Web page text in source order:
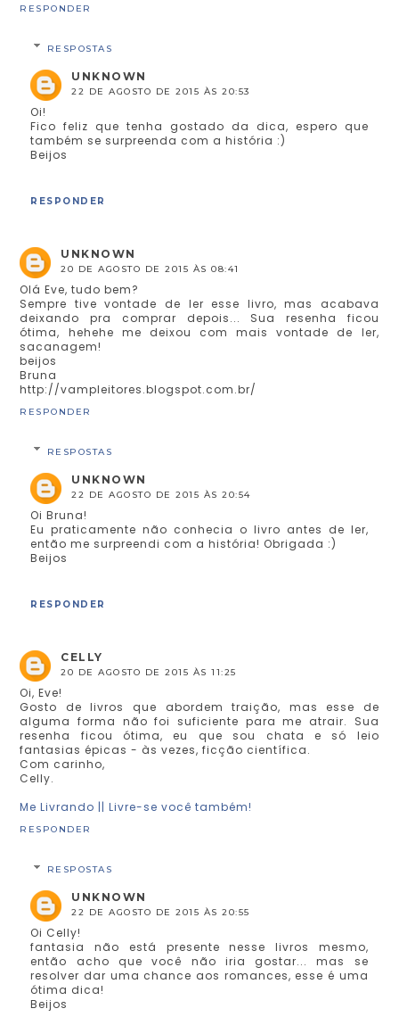
RESPONDER
RESPOSTAS
UNKNOWN
22 DE AGOSTO DE 2015 ÀS 20:53
Oi!
Fico feliz que tenha gostado da dica, espero que
também se surpreenda com a história :)
Beijos
RESPONDER
UNKNOWN
20 DE AGOSTO DE 2015 ÀS 08:41
Olá Eve, tudo bem?
Sempre tive vontade de ler esse livro, mas acabava
deixando pra comprar depois... Sua resenha ficou
ótima, hehehe me deixou com mais vontade de ler,
sacanagem!
beijos
Bruna
http://vampleitores.blogspot.com.br/
RESPONDER
RESPOSTAS
UNKNOWN
22 DE AGOSTO DE 2015 ÀS 20:54
Oi Bruna!
Eu praticamente não conhecia o livro antes de ler,
então me surpreendi com a história! Obrigada :)
Beijos
RESPONDER
CELLY
20 DE AGOSTO DE 2015 ÀS 11:25
Oi, Eve!
Gosto de livros que abordem traição, mas esse de
alguma forma não foi suficiente para me atrair. Sua
resenha ficou ótima, eu que sou chata e só leio
fantasias épicas - às vezes, ficção científica.
Com carinho,
Celly.
Me Livrando || Livre-se você também!
RESPONDER
RESPOSTAS
UNKNOWN
22 DE AGOSTO DE 2015 ÀS 20:55
Oi Celly!
fantasia não está presente nesse livros mesmo,
então acho que você não iria gostar... mas se
resolver dar uma chance aos romances, esse é uma
ótima dica!
Beijos